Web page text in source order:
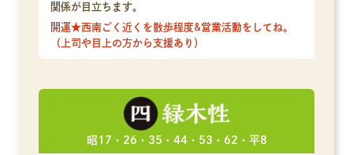
関係が目立ちます。
開運★西南ごく近くを散歩程度&営業活動をしてね。
（上司や目上の方から支援あり）
昭17・26・35・44・53・62・平8